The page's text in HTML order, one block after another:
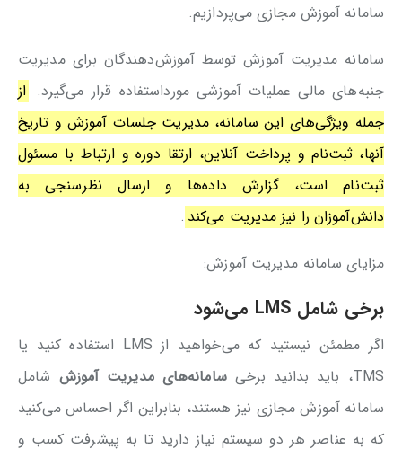
سامانه آموزش مجازی می‌پردازیم.
سامانه مدیریت آموزش توسط آموزش‌دهندگان برای مدیریت
جنبه‌های مالی عملیات آموزشی مورداستفاده قرار می‌گیرد. از
جمله ویژگی‌های این سامانه، مدیریت جلسات آموزش و تاریخ
آنها، ثبت‌نام و پرداخت آنلاین، ارتقا دوره و ارتباط با مسئول
ثبت‌نام است، گزارش داده‌ها و ارسال نظرسنجی به
دانش‌آموزان را نیز مدیریت می‌کند .
مزایای سامانه مدیریت آموزش:
برخی شامل LMS می‌شود
اگر مطمئن نیستید که می‌خواهید از LMS استفاده کنید یا
TMS، باید بدانید برخی
سامانه‌های مدیریت آموزش شامل
سامانه آموزش مجازی نیز هستند، بنابراین اگر احساس می‌کنید
که به عناصر هر دو سیستم نیاز دارید تا به پیشرفت کسب و